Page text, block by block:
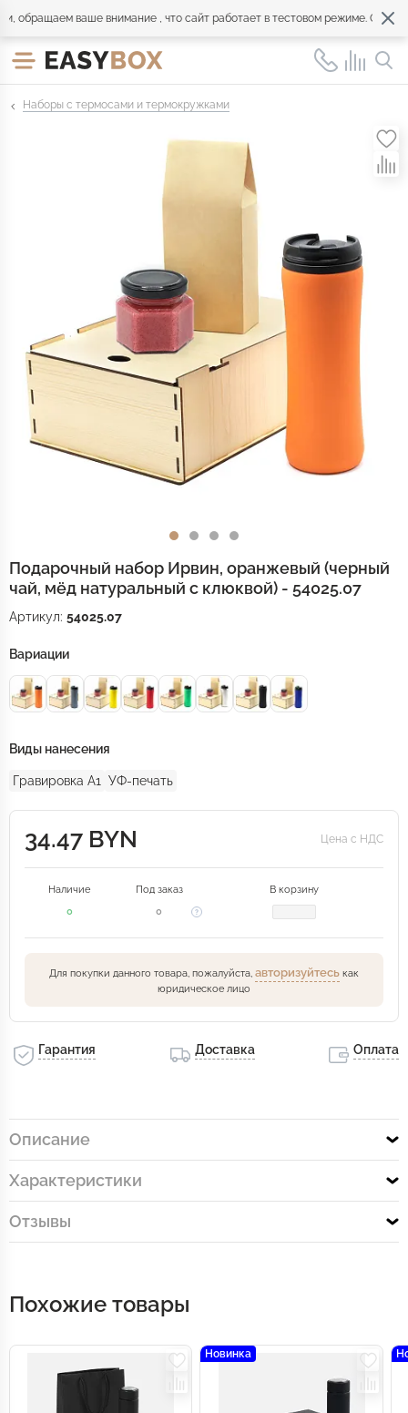
ваше внимание , что сайт работает в тестовом режиме.
Наборы с термосами и термокружками
Подарочный набор Ирвин, оранжевый (черный
чай, мёд натуральный с клюквой) - 54025.07
Артикул: 54025.07
Вариации
Виды нанесения
Гравировка А1 УФ-печать
34.47 BYN Цена с НДС
Наличие Под заказ
В корзину
0
0
Для покупки данного товара, пожалуйста, авторизуйтесь как
юридическое лицо
Гарантия Доставка Оплата
Описание
Характеристики
Отзывы
Похожие товары
Новинка